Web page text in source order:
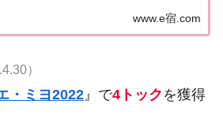
2022『3つ星』ミシュランガイド大阪2022で「3つ
」を獲得したお店は3軒。追記 2023年度...
www.e宿.com
）
・ミヨ2022 』で4トック を獲得